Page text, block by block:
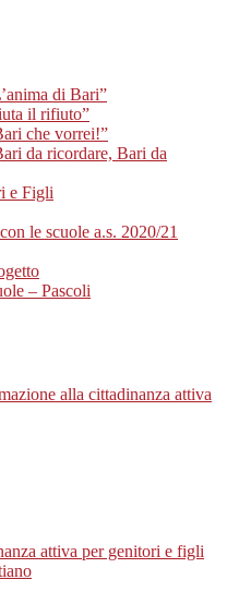
di Bari”
il rifiuto”
che vorrei!”
da ricordare, Bari da
e Figli
le scuole a.s. 2020/21
– Pascoli
alla cittadinanza attiva
attiva per genitori e figli